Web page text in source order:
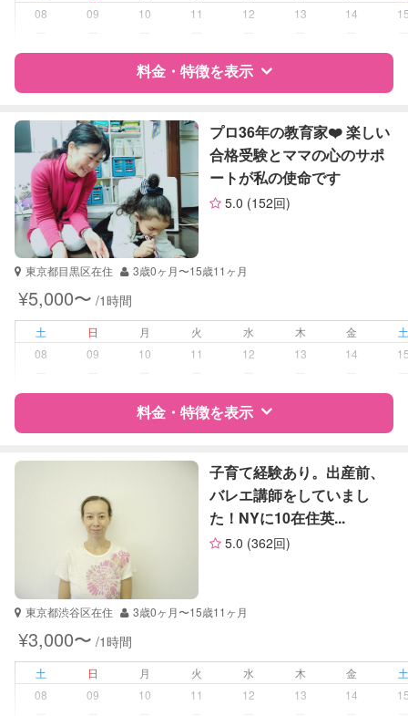
08
09 10 11 12 13 14
料金・特徴を表示
特徴 料金 レビュー
サポートの特徴
資格
企業型割引対象(旧内閣府補助対象)
自治体届出済ベビーシッター
学校/塾の補習・宿題
小学生
中学生
対応科目
英語
英会話
TOEIC
プロ36年の教育家❤️ 楽しい
合格受験とママの心のサポ
ートが私の使命です
5.0 (152回)
東京都目黒区在住 3歳0ヶ月〜15歳11ヶ月
¥5,000〜 /1時間
土 日 月 火 水 木 金
08
09 10 11 12 13 14
料金・特徴を表示
特徴 料金 レビュー
サポートの特徴
学校/塾の補習・宿題 小学生
子育て経験あり。出産前、
バレエ講師をしていまし
た！NYに10在住英...
5.0 (362回)
東京都渋谷区在住 3歳0ヶ月〜15歳11ヶ月
¥3,000〜 /1時間
土 日 月 火 水 木 金
08
09 10 11 12 13 14